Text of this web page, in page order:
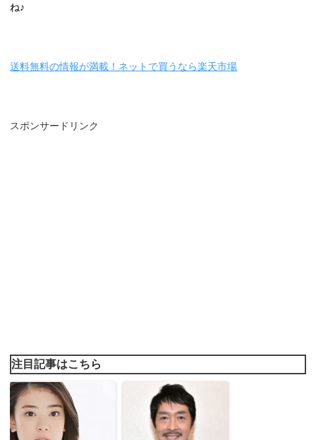
ね♪
送料無料の情報が満載！ネットで買うなら楽天市場
スポンサードリンク
注目記事はこちら